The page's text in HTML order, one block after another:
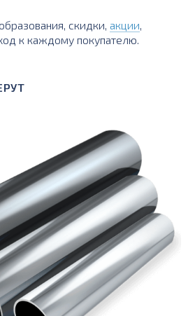
скидки, акции,
к каждому покупателю.